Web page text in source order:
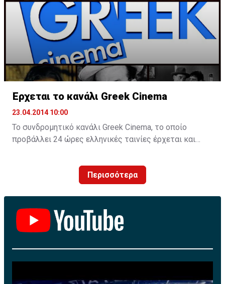
Έρχεται το κανάλι Greek Cinema
23.04.2014 10:00
Το συνδρομητικό κανάλι Greek Cinema, το οποίο
προβάλλει 24 ώρες ελληνικές ταινίες έρχεται και
Το θεματικό κανάλι θα είναι και στην Κύπρο
συνδρομητικό και φτάνει στη χώρα μέσω γνωστού
επιχειρηματία που ασχολείται για χρόνια με τον χώρο
της τηλεόρασης.
Τονίζεται ότι εντός των ημερών θα υπογραφεί η
σχετική συμφωνία στην Ελλάδα για να ανοίξει ο
Περισσότερα